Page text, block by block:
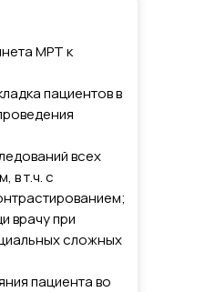
МРТ к
пациентов в
всех
в т.ч. с
врачу при
сложных
пациента во